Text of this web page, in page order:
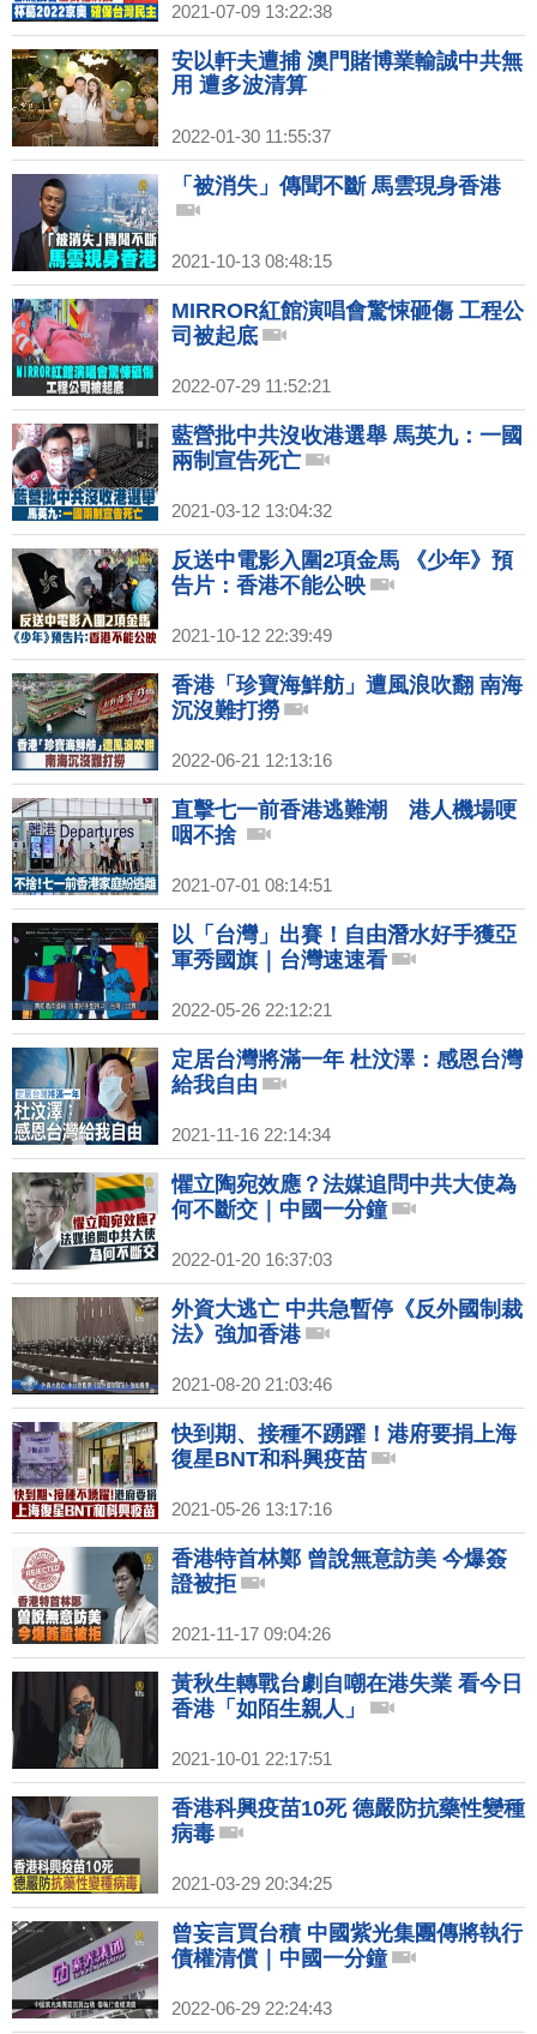
2021-07-09 13:22:38
安以軒夫遭捕 澳門賭博業輸誠中共無
用 遭多波清算
2022-01-30 11:55:37
「被消失」傳聞不斷 馬雲現身香港
2021-10-13 08:48:15
MIRROR紅館演唱會驚悚砸傷 工程公
司被起底
2022-07-29 11:52:21
藍營批中共沒收港選舉 馬英九：一國
兩制宣告死亡
2021-03-12 13:04:32
反送中電影入圍2項金馬 《少年》預
告片：香港不能公映
2021-10-12 22:39:49
香港「珍寶海鮮舫」遭風浪吹翻 南海
沉沒難打撈
2022-06-21 12:13:16
直擊七一前香港逃難潮 港人機場哽
咽不捨
2021-07-01 08:14:51
以「台灣」出賽！自由潛水好手獲亞
軍秀國旗｜台灣速速看
2022-05-26 22:12:21
定居台灣將滿一年 杜汶澤：感恩台灣
給我自由
2021-11-16 22:14:34
懼立陶宛效應？法媒追問中共大使為
何不斷交｜中國一分鐘
2022-01-20 16:37:03
外資大逃亡 中共急暫停《反外國制裁
法》強加香港
2021-08-20 21:03:46
快到期、接種不踴躍！港府要捐上海
復星BNT和科興疫苗
2021-05-26 13:17:16
香港特首林鄭 曾說無意訪美 今爆簽
證被拒
2021-11-17 09:04:26
黃秋生轉戰台劇自嘲在港失業 看今日
香港「如陌生親人」
2021-10-01 22:17:51
香港科興疫苗10死 德嚴防抗藥性變種
病毒
2021-03-29 20:34:25
曾妄言買台積 中國紫光集團傳將執行
債權清償｜中國一分鐘
2022-06-29 22:24:43